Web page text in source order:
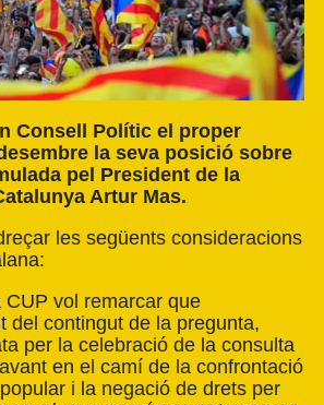
Consell Polític el proper
la seva posició sobre
pel President de la
Artur Mas.
les següents consideracions
CUP vol remarcar que
del contingut de la pregunta,
per la celebració de la consulta
en el camí de la confrontació
i la negació de drets per